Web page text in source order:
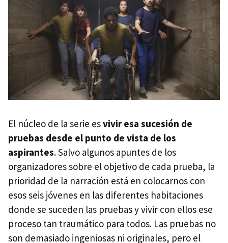
El núcleo de la serie esvivir esa sucesión de
pruebas desde el punto de vista de los
aspirantes. Salvo algunos apuntes de los
organizadores sobre el objetivo de cada prueba, la
prioridad de la narración está en colocarnos con
esos seis jóvenes en las diferentes habitaciones
donde se suceden las pruebas y vivir con ellos ese
proceso tan traumático para todos. Las pruebas no
son demasiado ingeniosas ni originales, pero el